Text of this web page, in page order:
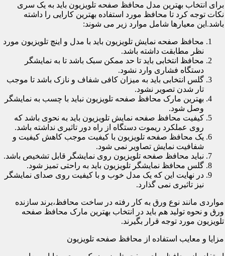
برای انتخاب بهترین مدل محافظ صفحه تلویزیون باید به یک سری
نکات توجه کرد تا محافظ مورد استفاده بهترین کارایی را داشته
باشد.این معیارها شامل موارد زیر می شوند:
محافظ صفحه نمایش تلویزیون باید با مدل و اینچ تلویزیون مورد
نظر مطابقت داشته باشد.
محافظ انتخابی باید تا حد ممکن سبک باشد تا به نمایشگر
دستگاه فشاری وارد نشود.
گلس انتخابی باید به میزان کافی شفاف و نازک باشد تا موجب
تار شدن تصویر نشود.
بهترین مارک محافظ صفحه تلویزیون نباید با چسب به نمایشگر
وصل شود.
کیفیت محافظ صفحه نمایش تلویزیون باید به نحوی باشد که
روی عملکرد ریموت دستگاه از راه دور تاثیری نداشته باشد.
یک محافظ صفحه تلویزیون با کیفیت موجب کاهش کیفیت و
شفافیت نمایش تصاویر نمی شود.
نباید محافظ صفحه تلویزیون روی نمایشگر قابل تشخیص باشد.
گلس محافظ نمایشگر تلویزیون باید به راحتی تمیز شود.
در نهایت این که یک مدل خوب و با کیفیت روی صدای نمایشگر
نیز تاثیری نمی گذارد.
مواردی مانند نوع ورق به کار رفته در ساخت محافظ،برند سازنده
ورق و نحوه تولید هم باید در انتخاب بهترین مارک محافظ صفحه
تلویزیون مورد توجه قرار بگیرند.
مزایا و معایب استفاده از محافظ صفحه تلویزیون